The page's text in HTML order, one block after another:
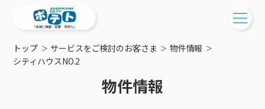
ご検討中の方
トップ サービスをご検討のお客さま
物件情報
シティハウスNO.2
物件情報